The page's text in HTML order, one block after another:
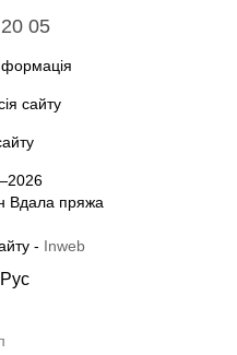
05
сайту
Вдала пряжа
- Inweb
Рус